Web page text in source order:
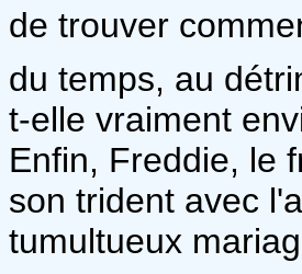
de trouver
du temps, au
t-elle vraiment
Enfin, Freddie, le
son trident avec
tumultueux